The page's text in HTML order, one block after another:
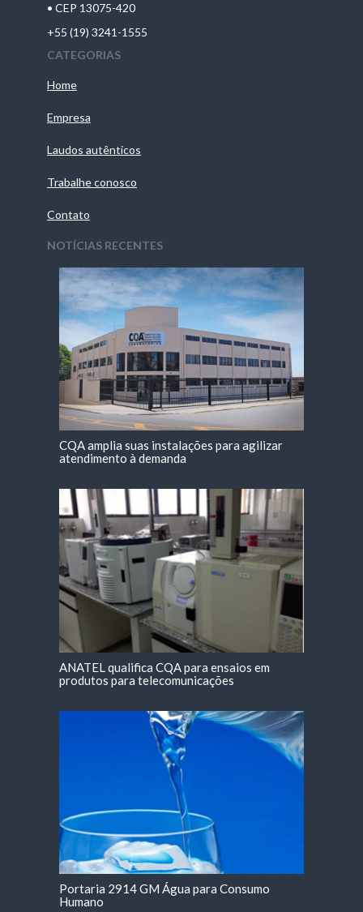
• CEP 13075-420
+55 (19) 3241-1555
CATEGORIAS
Home
Empresa
Laudos autênticos
Trabalhe conosco
Contato
NOTÍCIAS RECENTES
CQA amplia suas instalações para agilizar
atendimento à demanda
ANATEL qualifica CQA para ensaios em
produtos para telecomunicações
Portaria 2914 GM Água para Consumo
Humano